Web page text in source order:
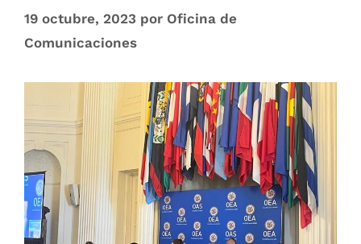
19 octubre, 2023 por Oficina de
Comunicaciones